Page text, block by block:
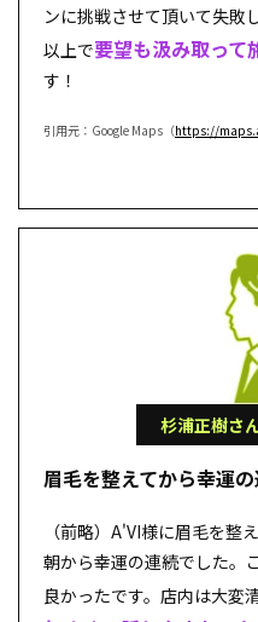
ンに挑戦させて頂いて失敗
以上で要望も汲み取って
す！
引用元：Google Maps（https://
杉浦正樹さ
眉毛を整えてから幸運
（前略）A'VI様に眉毛を整
朝から幸運の連続でした。
良かったです。店内は大変